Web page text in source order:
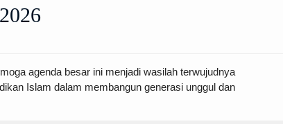
agenda besar ini menjadi wasilah terwujudnya
Islam dalam membangun generasi unggul dan